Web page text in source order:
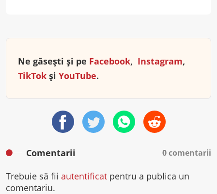
Ne găsești și pe Facebook, Instagram,
TikTok și YouTube.
Comentarii 0 comentarii
Trebuie să fii autentificat pentru a publica un
comentariu.